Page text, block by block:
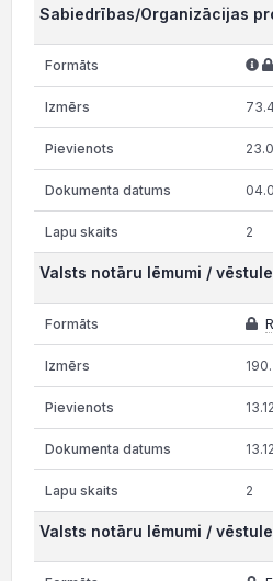
Sabiedrības/Organizācijas
2
Valsts notāru lēmumi /
2
Valsts notāru lēmumi /